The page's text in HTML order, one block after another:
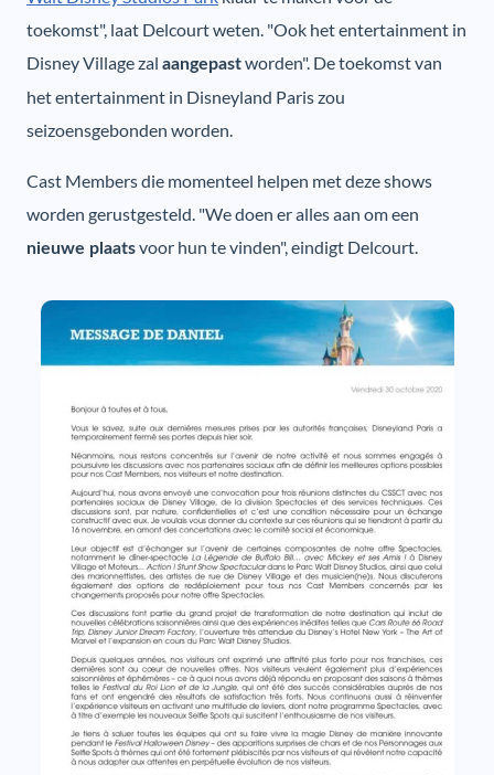
toekomst", laat Delcourt weten. "Ook het entertainment in
Disney Village zal aangepastworden". De toekomst van
het entertainment in Disneyland Paris zou
seizoensgebonden worden.
Cast Members die momenteel helpen met deze shows
worden gerustgesteld. "We doen er alles aan om een
nieuwe plaatsvoor hun te vinden", eindigt Delcourt.